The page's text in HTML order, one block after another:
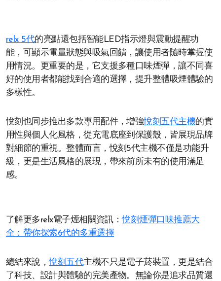
relx 5代的亮點還包括智能LED指示燈與震動提醒功
能，可顯示電量狀態與吸氣回饋，讓使用者隨時掌握使
用情況。更重要的是，它支援多種口味煙彈，讓不同喜
好的使用者都能找到合適的選擇，提升整體吸煙體驗的
多樣性。
悅刻也同步推出多款專用配件，增強悅刻五代主機的實
用性與個人化風格，從充電底座到保護殼，皆展現品牌
對細節的重視。整體而言，悅刻5代主機不僅是功能升
級，更是生活風格的展現，帶來前所未有的使用滿足
感。
了解更多relx電子煙相關資訊：悅刻煙彈口味推薦大
全：帶你探索6代的多重選擇
總結來說，悅刻五代主機不只是電子菸裝置，更是結合
了科技、設計與體驗的完美產物。無論你是追求品質還